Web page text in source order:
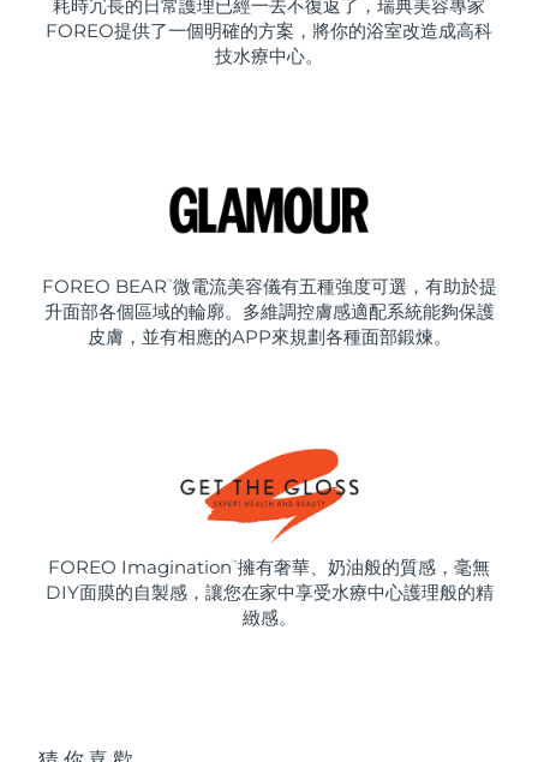
耗時冗長的日常護理已經一去不復返了，瑞典美容專家
FOREO提供了一個明確的方案，將你的浴室改造成高科
技水療中心。
FOREO BEAR ™ 微電流美容儀有五種強度可選，有助於提
升面部各個區域的輪廓。多維調控膚感適配系統能夠保護
皮膚，並有相應的APP來規劃各種面部鍛煉。
FOREO Imagination ™ 擁有奢華、奶油般的質感，毫無
DIY面膜的自製感，讓您在家中享受水療中心護理般的精
緻感。